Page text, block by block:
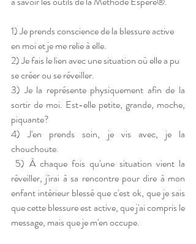
1) Je prends conscience de la blessure active
en moi et je me relie à elle.
2) Je fais le lien avec une situation où elle a pu
se créer ou se réveiller.
3) Je la représente physiquement afin de la
sortir de moi. Est-elle petite, grande, moche,
piquante?
4) J'en prends soin, je vis avec, je la
chouchoute.
réveiller, j'irai à sa rencontre pour dire à mon
enfant intérieur blessé que c'est ok, que je sais
que cette blessure est active, que j'ai compris le
message, mais que je m'en occupe.